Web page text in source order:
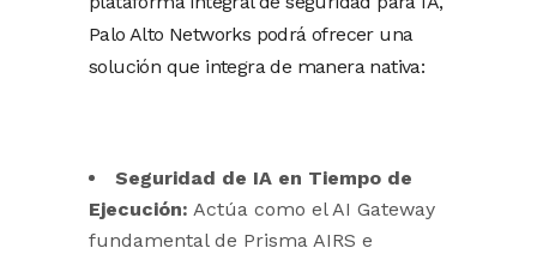
Palo Alto Networks podrá ofrecer una
solución que integra de manera nativa:
Seguridad de IA en Tiempo de
Ejecución: Actúa como el AI Gateway
fundamental de Prisma AIRS e